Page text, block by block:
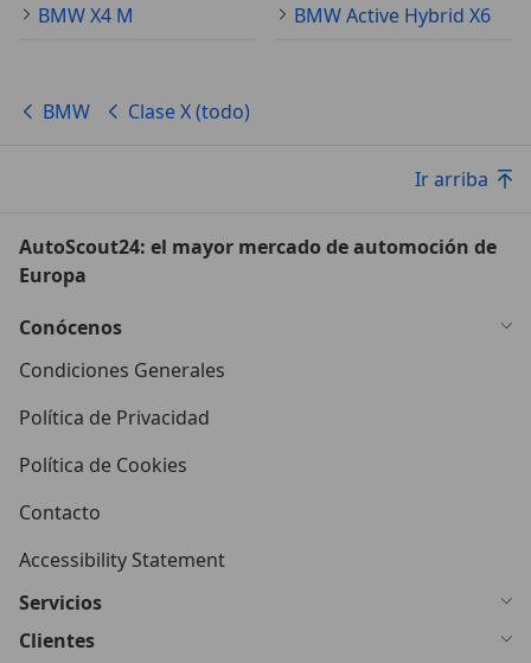
BMW X4 M
BMW Active Hybrid X6
BMW Clase X (todo)
Ir arriba
AutoScout24: el mayor mercado de automoción de
Europa
Conócenos
Condiciones Generales
Política de Privacidad
Política de Cookies
Contacto
Accessibility Statement
Servicios
Clientes